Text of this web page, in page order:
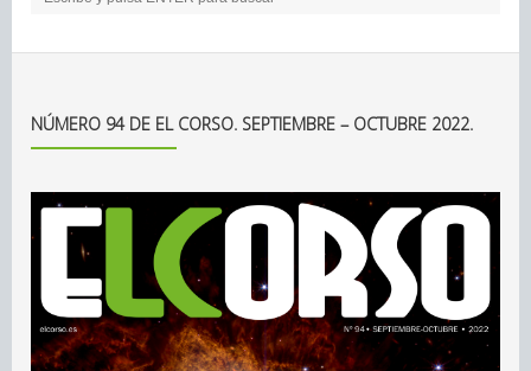
NÚMERO 94 DE EL CORSO. SEPTIEMBRE – OCTUBRE 2022.